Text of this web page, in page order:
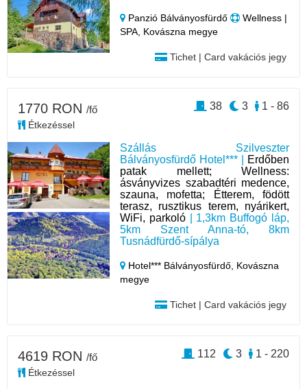
Panzió Bálványosfürdő
Wellness |
SPA, Kovászna megye
Tichet | Card vakációs jegy
Szállás Szilveszter
Bálványosfürdő Hotel*** |
Erdőben
patak mellett; Wellness:
ásványvizes szabadtéri medence,
szauna, mofetta; Étterem, födött
terasz, rusztikus terem, nyárikert,
WiFi, parkoló| 1,3km Buffogó láp,
5km Szent Anna-tó, 8km
Tusnádfürdő-sípálya
Hotel*** Bálványosfürdő, Kovászna
megye
Tichet | Card vakációs jegy
1770 RON /fő
Étkezéssel
1 - 86
3
38
4619 RON /fő
Étkezéssel
1 - 220
3
112